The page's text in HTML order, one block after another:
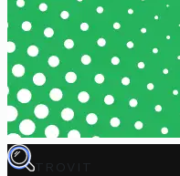
TROVIT